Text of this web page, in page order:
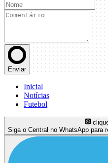
Enviar
Inicial
Notícias
Futebol
Siga o Central no WhatsApp para